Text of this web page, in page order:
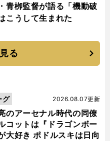
青栁監督が語る「機動破
こうして生まれた
る
のアーセナル時代の同僚
コットは『ドラゴンボー
大好き ポドルスキは日向
2026.08.07更新
グ